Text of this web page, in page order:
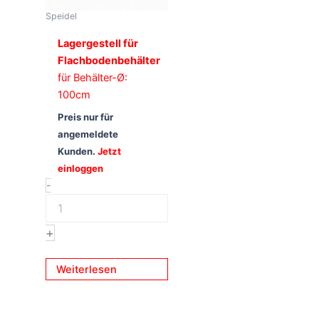
Speidel
Lagergestell für
Flachbodenbehälter
für Behälter-Ø:
100cm
Preis nur für
angemeldete
Kunden.Jetzt
einloggen
-
+
Weiterlesen